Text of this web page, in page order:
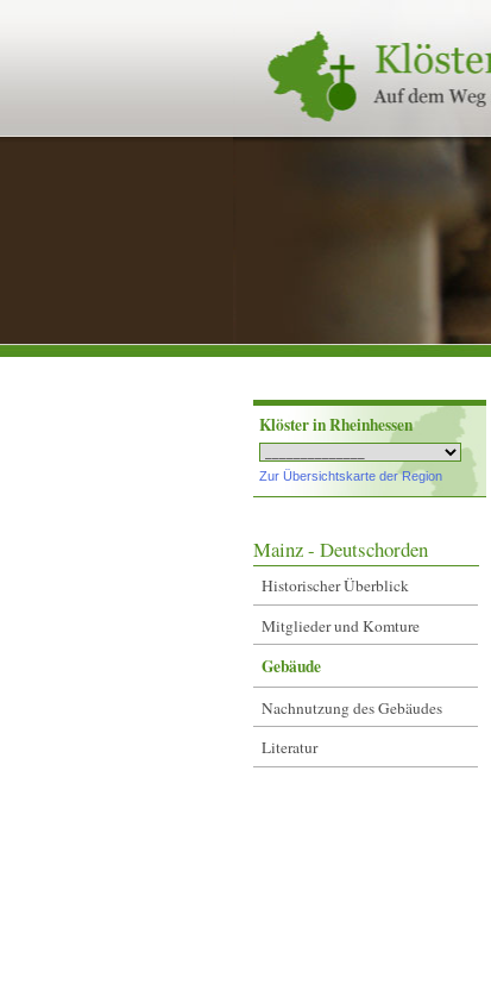
Klöster
und
Stifte
in
Rheinland-
Klöster in Rheinhessen
Zur Übersichtskarte der Region
Mainz - Deutschorden
Historischer Überblick
Mitglieder und Komture
Gebäude
Nachnutzung des Gebäudes
Literatur